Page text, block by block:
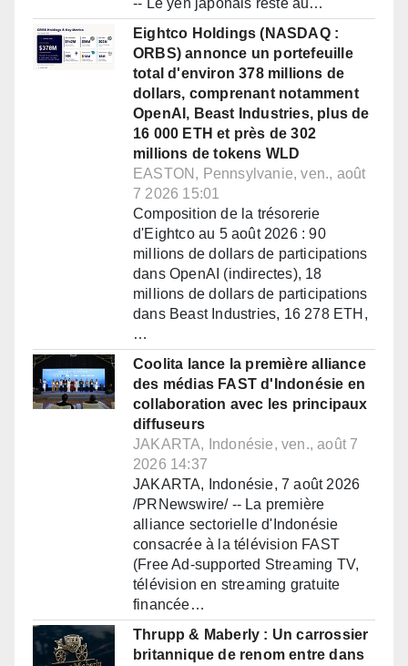
-- Le yen japonais reste au…
Eightco Holdings (NASDAQ :
ORBS) annonce un portefeuille
total d'environ 378 millions de
dollars, comprenant notamment
OpenAI, Beast Industries, plus de
16 000 ETH et près de 302
millions de tokens WLD
EASTON, Pennsylvanie, ven., août
7 2026 15:01
Composition de la trésorerie
d'Eightco au 5 août 2026 : 90
millions de dollars de participations
dans OpenAI (indirectes), 18
millions de dollars de participations
dans Beast Industries, 16 278 ETH,
…
Coolita lance la première alliance
des médias FAST d'Indonésie en
collaboration avec les principaux
diffuseurs
JAKARTA, Indonésie, ven., août 7
2026 14:37
JAKARTA, Indonésie, 7 août 2026
/PRNewswire/ -- La première
alliance sectorielle d'Indonésie
consacrée à la télévision FAST
(Free Ad-supported Streaming TV,
télévision en streaming gratuite
financée…
Thrupp & Maberly : Un carrossier
britannique de renom entre dans